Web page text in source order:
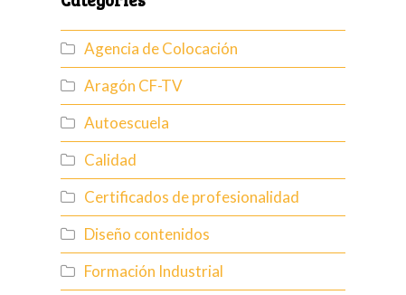
Agencia de Colocación
Aragón CF-TV
Autoescuela
Calidad
Certificados de profesionalidad
Diseño contenidos
Formación Industrial